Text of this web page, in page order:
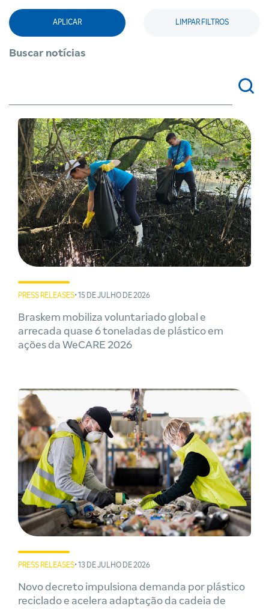
APLICAR LIMPAR FILTROS
Buscar notícias
PRESS RELEASES• 15 DE JULHO DE 2026
Braskem mobiliza voluntariado global e
arrecada quase 6 toneladas de plástico em
ações da WeCARE 2026
PRESS RELEASES• 13 DE JULHO DE 2026
Novo decreto impulsiona demanda por plástico
reciclado e acelera adaptação da cadeia de